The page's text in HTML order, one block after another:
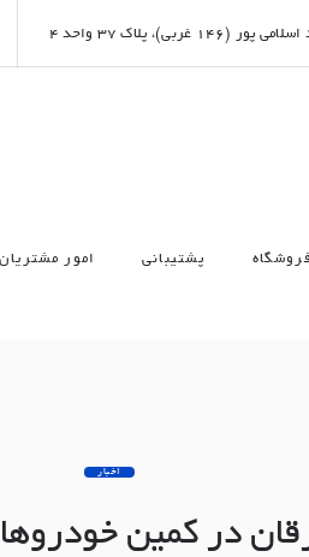
فروشگاه پشتیبانی امور مشتریان
اخبار
در کمین